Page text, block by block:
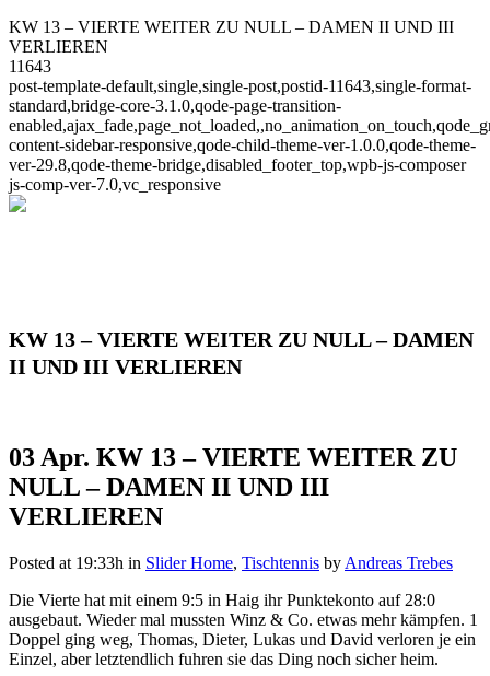
KW 13 – VIERTE WEITER ZU NULL – DAMEN II UND III
VERLIEREN
11643
post-template-default,single,single-post,postid-11643,single-format-
standard,bridge-core-3.1.0,qode-page-transition-
content-sidebar-responsive,qode-child-theme-ver-1.0.0,qode-theme-
ver-29.8,qode-theme-bridge,disabled_footer_top,wpb-js-composer
js-comp-ver-7.0,vc_responsive
KW 13 – VIERTE WEITER ZU NULL – DAMEN
II UND III VERLIEREN
03 Apr. KW 13 – VIERTE WEITER ZU
NULL – DAMEN II UND III
VERLIEREN
Posted at 19:33h in Slider Home, Tischtennis by Andreas Trebes
Die Vierte hat mit einem 9:5 in Haig ihr Punktekonto auf 28:0
ausgebaut. Wieder mal mussten Winz & Co. etwas mehr kämpfen. 1
Doppel ging weg, Thomas, Dieter, Lukas und David verloren je ein
Einzel, aber letztendlich fuhren sie das Ding noch sicher heim.